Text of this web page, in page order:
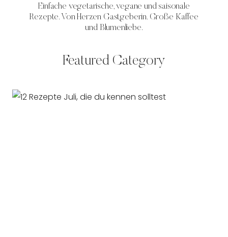
Einfache vegetarische, vegane und saisonale
Rezepte. Von Herzen Gastgeberin. Große Kaffee
und Blumenliebe.
Featured Category